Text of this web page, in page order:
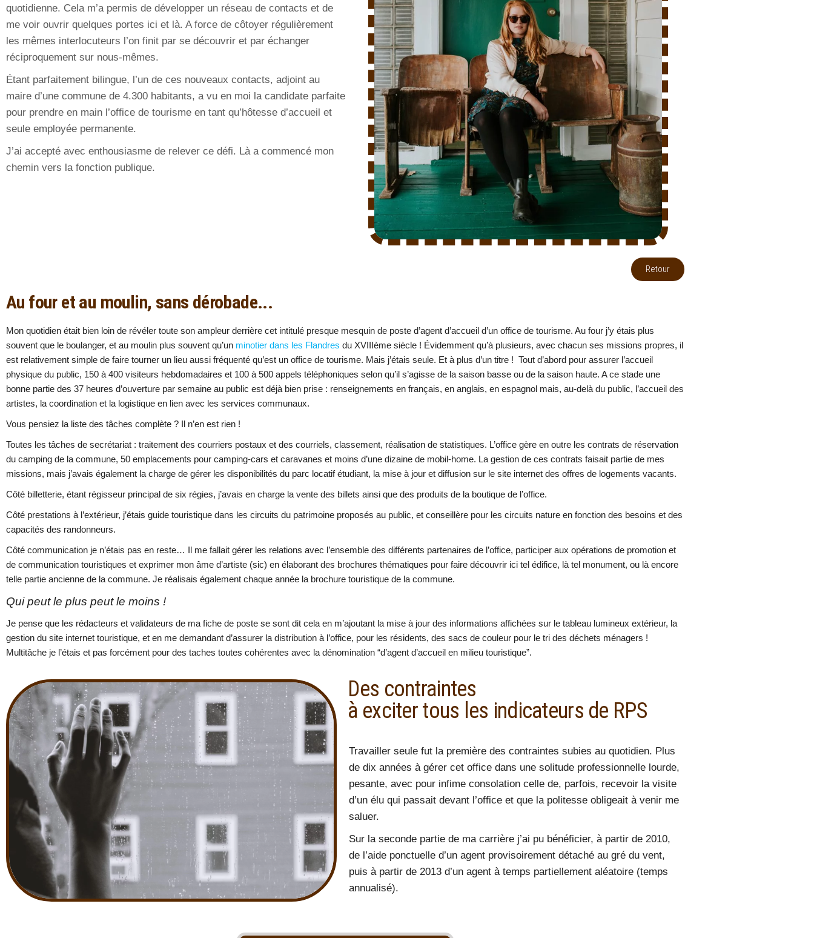
quotidienne. Cela m’a permis de développer un réseau de contacts et de
me voir ouvrir quelques portes ici et là. A force de côtoyer régulièrement
les mêmes interlocuteurs l’on finit par se découvrir et par échanger
réciproquement sur nous-mêmes.
Étant parfaitement bilingue, l’un de ces nouveaux contacts, adjoint au
maire d’une commune de 4.300 habitants, a vu en moi la candidate parfaite
pour prendre en main l’office de tourisme en tant qu’hôtesse d’accueil et
seule employée permanente.
J’ai accepté avec enthousiasme de relever ce défi. Là a commencé mon
chemin vers la fonction publique.
Retour
Au four et au moulin, sans dérobade...
Mon quotidien était bien loin de révéler toute son ampleur derrière cet intitulé presque mesquin de poste d’agent d’accueil d’un office de tourisme. Au four j’y étais plus
souvent que le boulanger, et au moulin plus souvent qu’un minotier dans les Flandres du XVIIIème siècle ! Évidemment qu’à plusieurs, avec chacun ses missions propres, il
est relativement simple de faire tourner un lieu aussi fréquenté qu’est un office de tourisme. Mais j’étais seule. Et à plus d’un titre ! Tout d’abord pour assurer l’accueil
physique du public, 150 à 400 visiteurs hebdomadaires et 100 à 500 appels téléphoniques selon qu’il s’agisse de la saison basse ou de la saison haute. A ce stade une
bonne partie des 37 heures d’ouverture par semaine au public est déjà bien prise : renseignements en français, en anglais, en espagnol mais, au-delà du public, l’accueil des
artistes, la coordination et la logistique en lien avec les services communaux.
Vous pensiez la liste des tâches complète ? Il n’en est rien !
Toutes les tâches de secrétariat : traitement des courriers postaux et des courriels, classement, réalisation de statistiques. L’office gère en outre les contrats de réservation
du camping de la commune, 50 emplacements pour camping-cars et caravanes et moins d’une dizaine de mobil-home. La gestion de ces contrats faisait partie de mes
missions, mais j’avais également la charge de gérer les disponibilités du parc locatif étudiant, la mise à jour et diffusion sur le site internet des offres de logements vacants.
Côté billetterie, étant régisseur principal de six régies, j’avais en charge la vente des billets ainsi que des produits de la boutique de l’office.
Côté prestations à l’extérieur, j’étais guide touristique dans les circuits du patrimoine proposés au public, et conseillère pour les circuits nature en fonction des besoins et des
capacités des randonneurs.
Côté communication je n’étais pas en reste… Il me fallait gérer les relations avec l’ensemble des différents partenaires de l’office, participer aux opérations de promotion et
de communication touristiques et exprimer mon âme d’artiste (sic) en élaborant des brochures thématiques pour faire découvrir ici tel édifice, là tel monument, ou là encore
telle partie ancienne de la commune. Je réalisais également chaque année la brochure touristique de la commune.
Qui peut le plus peut le moins !
Je pense que les rédacteurs et validateurs de ma fiche de poste se sont dit cela en m’ajoutant la mise à jour des informations affichées sur le tableau lumineux extérieur, la
gestion du site internet touristique, et en me demandant d’assurer la distribution à l’office, pour les résidents, des sacs de couleur pour le tri des déchets ménagers !
Multitâche je l’étais et pas forcément pour des taches toutes cohérentes avec la dénomination “d’agent d’accueil en milieu touristique”.
Des contraintes
à exciter tous les indicateurs de RPS
Travailler seule fut la première des contraintes subies au quotidien. Plus
de dix années à gérer cet office dans une solitude professionnelle lourde,
pesante, avec pour infime consolation celle de, parfois, recevoir la visite
d’un élu qui passait devant l’office et que la politesse obligeait à venir me
saluer.
Sur la seconde partie de ma carrière j’ai pu bénéficier, à partir de 2010,
de l’aide ponctuelle d’un agent provisoirement détaché au gré du vent,
puis à partir de 2013 d’un agent à temps partiellement aléatoire (temps
annualisé).